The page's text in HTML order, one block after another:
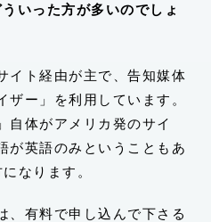
いった方が多いのでしょ
イト経由が主で、告知媒体
ザー」を利用しています。
自体がアメリカ発のサイ
が英語のみということもあ
なります。
、有料で申し込んで下さる